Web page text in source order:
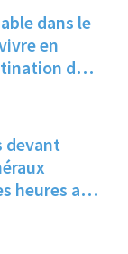
dans le
en
des
le
heures aux